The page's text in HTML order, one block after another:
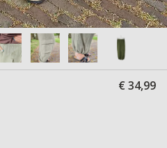
€ 34,99